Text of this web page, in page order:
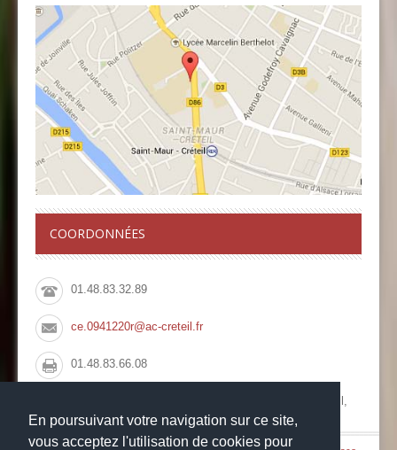
En poursuivant votre navigation sur ce site,
vous acceptez l'utilisation de cookies pour
COORDONNÉES
01.48.83.32.89
ce.0941220r@ac-creteil.fr
01.48.83.66.08
Collège François Rabelais, 10 Rue du Pont de Créteil,
94100 Saint Maur des Fossés